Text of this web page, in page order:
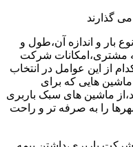
گذارند
بار و اندازه آن،طول و
مشتری،امکانات شرکت
از این عوامل در انتخاب
هایی که برای
ماشین های سبک باربری
را به صرفه تر و راحت